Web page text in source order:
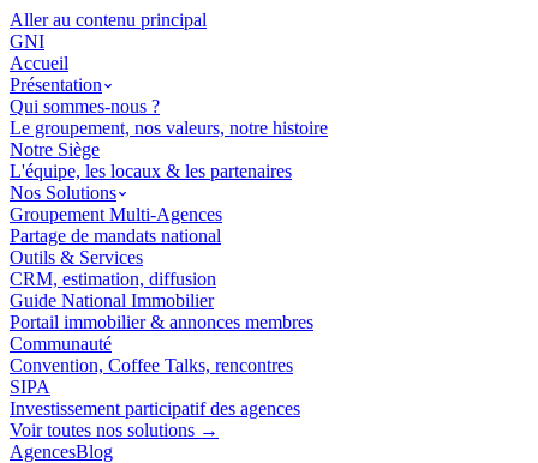
Aller au contenu principal
GNI
Accueil
Présentation
Qui sommes-nous ?
Le groupement, nos valeurs, notre histoire
Notre Siège
L'équipe, les locaux & les partenaires
Nos Solutions
Groupement Multi-Agences
Partage de mandats national
Outils & Services
CRM, estimation, diffusion
Guide National Immobilier
Portail immobilier & annonces membres
Communauté
Convention, Coffee Talks, rencontres
SIPA
Investissement participatif des agences
Voir toutes nos solutions →
AgencesBlog